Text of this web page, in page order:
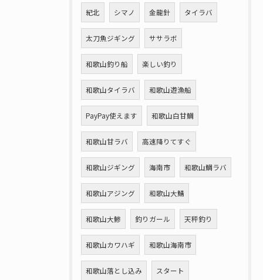
紀北 シマノ 金龍針 タイラバ
太刀魚ジギング ササラボ
和歌山釣り船 楽しい釣り
和歌山タイラバ 和歌山遊漁船
PayPay使えます 和歌山白甘鯛
和歌山甘ラバ 高速降りてすぐ
和歌山ジギング 海南市 和歌山鯛ラバ
和歌山アジング 和歌山大鯖
和歌山大鯵 釣りガール 天秤釣り
和歌山カワハギ 和歌山海南市
和歌山落とし込み スタート